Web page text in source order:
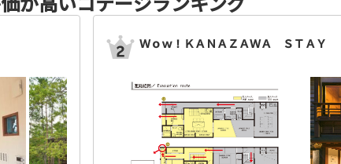
Ｗｏｗ！ＫＡＮＡＺＡＷＡ ＳＴＡＹ